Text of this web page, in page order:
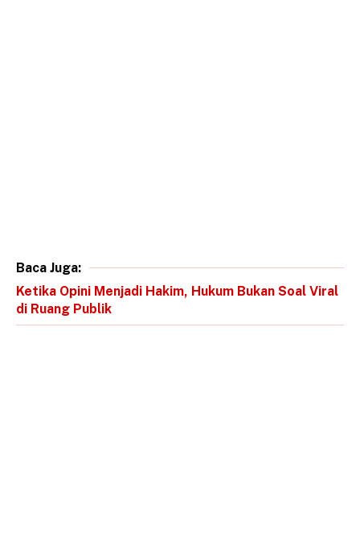
Baca Juga:
Ketika Opini Menjadi Hakim, Hukum Bukan Soal Viral
di Ruang Publik